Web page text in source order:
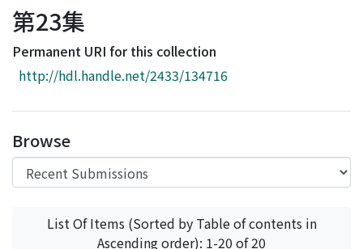
Browse
Download Ranking
Access Statistics
第23集
Permanent URI for this collection
http://hdl.handle.net/2433/134716
Browse
List Of Items (Sorted by Table of contents in
Ascending order): 1-20 of 20